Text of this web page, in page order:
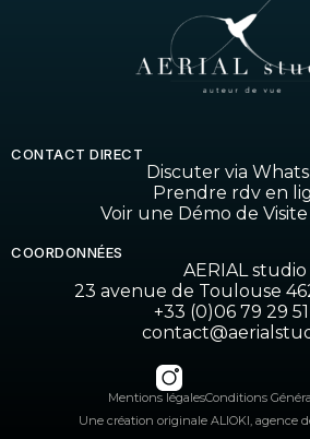
COORDONNÉES
AERIAL studio
23 avenue de Toulouse
+33 (0)06 79 29
CONTACT DIRECT
Discuter via
Prendre rdv en
Voir une Démo de
Mentions légalesConditions
Une création originale ALIOKI, agence